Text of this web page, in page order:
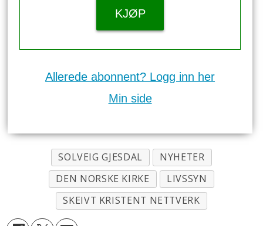
KJØP
Allerede abonnent? Logg inn her
Min side
SOLVEIG GJESDAL
NYHETER
DEN NORSKE KIRKE
LIVSSYN
SKEIVT KRISTENT NETTVERK